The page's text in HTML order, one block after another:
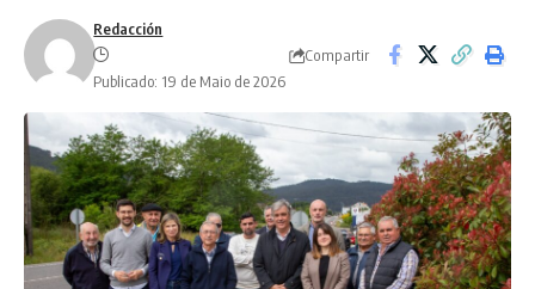
Redacción
Publicado: 19 de Maio de 2026
Compartir